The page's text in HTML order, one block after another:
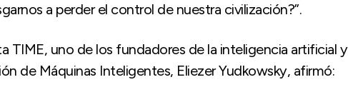
a perder el control de nuestra civilización?”.
TIME, uno de los fundadores de la inteligencia artificial y
de Máquinas Inteligentes, Eliezer Yudkowsky, afirmó: